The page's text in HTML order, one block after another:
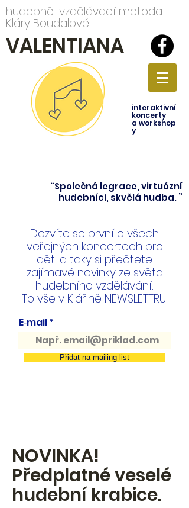
hudebně-vzdělávací metoda
Kláry Boudalové
VALENTIANA
interaktivní
koncerty
a workshop
y
“Společná legrace, virtuózní
hudebníci, skvělá hudba. ”
Dozvíte se první o všech
veřejných koncertech pro
děti a taky si přečtete
zajímavé novinky ze světa
hudebního vzdělávání.
To vše v Klářině NEWSLETTRU.
E‑mail
Přidat na mailing list
NOVINKA!
Předplatné veselé
hudební krabice.